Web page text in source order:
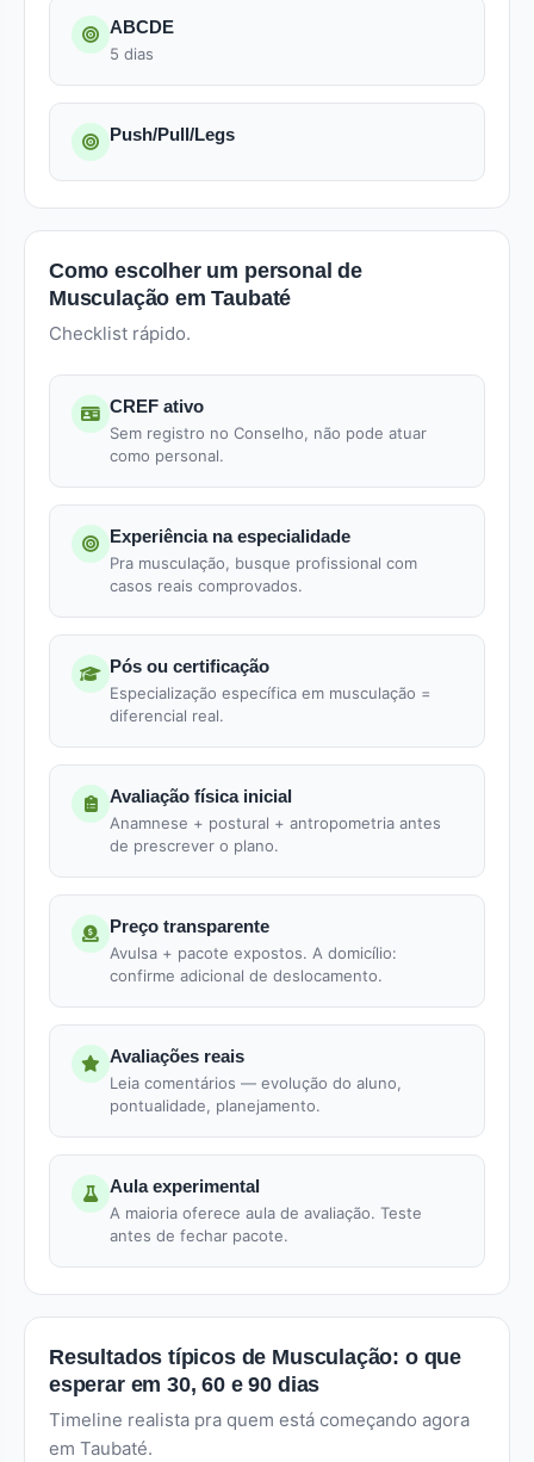
ABCDE
5 dias
Push/Pull/Legs
Como escolher um personal de
Musculação em Taubaté
Checklist rápido.
CREF ativo
Sem registro no Conselho, não pode atuar
como personal.
Experiência na especialidade
Pra musculação, busque profissional com
casos reais comprovados.
Pós ou certificação
Especialização específica em musculação =
diferencial real.
Avaliação física inicial
Anamnese + postural + antropometria antes
de prescrever o plano.
Preço transparente
Avulsa + pacote expostos. A domicílio:
confirme adicional de deslocamento.
Avaliações reais
Leia comentários — evolução do aluno,
pontualidade, planejamento.
Aula experimental
A maioria oferece aula de avaliação. Teste
antes de fechar pacote.
Resultados típicos de Musculação: o que
esperar em 30, 60 e 90 dias
Timeline realista pra quem está começando agora
em Taubaté.